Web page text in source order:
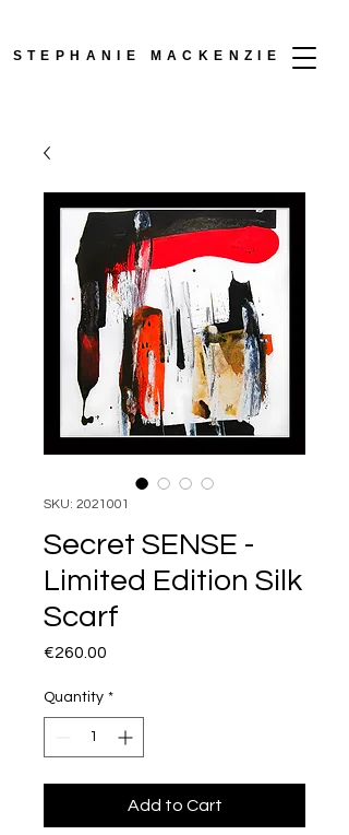
STEPHANIE MACKENZIE
SKU: 2021001
Secret SENSE -
Limited Edition Silk
Scarf
€260.00
Quantity *
Add to Cart